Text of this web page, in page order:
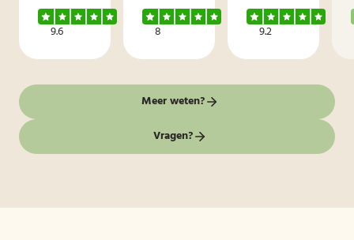
9.6 8 9.2
Meer weten?
Vragen?